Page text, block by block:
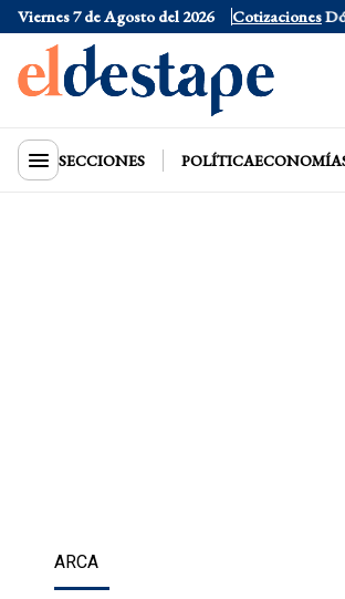
Viernes 7 de Agosto del 2026 Cotizaciones
Dólar Oficial $1520 Dólar
SECCIONES POLÍTICAECONOMÍA
ARCA